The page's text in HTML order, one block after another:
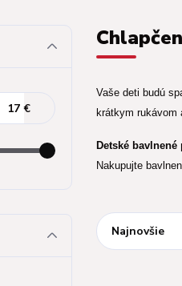
Vaše deti budú
krátkym rukávom
Detské bavlnené
Nakupujte
Najnovšie
€